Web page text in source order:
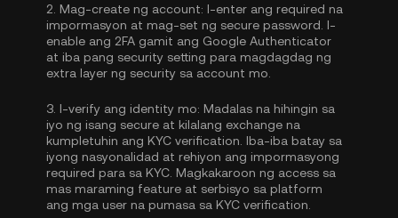
2. Mag-create ng account: I-enter ang required na
impormasyon at mag-set ng secure password. I-
enable ang 2FA gamit ang Google Authenticator
at iba pang security setting para magdagdag ng
extra layer ng security sa account mo.
3. I-verify ang identity mo: Madalas na hihingin sa
iyo ng isang secure at kilalang exchange na
kumpletuhin ang KYC verification . Iba-iba batay sa
iyong nasyonalidad at rehiyon ang impormasyong
required para sa KYC. Magkakaroon ng access sa
mas maraming feature at serbisyo sa platform
ang mga user na pumasa sa KYC verification.